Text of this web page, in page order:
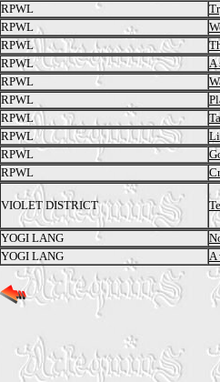
RPWL
RPWL
RPWL
RPWL
A
RPWL
RPWL
RPWL
RPWL
RPWL
RPWL
VIOLET DISTRICT
YOGI LANG
YOGI LANG
A